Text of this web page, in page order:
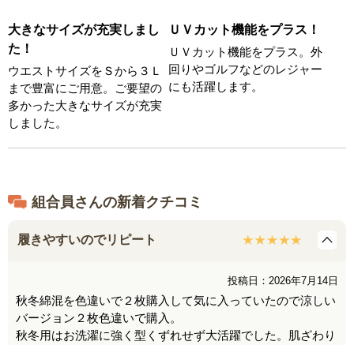
大きなサイズが充実しまし
た！
ウエストサイズをＳから３Ｌ
まで豊富にご用意。ご要望の
多かった大きなサイズが充実
しました。
ＵＶカット機能をプラス！
ＵＶカット機能をプラス。外
回りやゴルフなどのレジャー
にも活躍します。
組合員さんの新着クチコミ
履きやすいのでリピート
投稿日：2026年7月14日
秋冬綿混を色違いで２枚購入して気に入っていたので涼しい
バージョン２枚色違いで購入。
秋冬用はお洗濯に強く型くずれせず大活躍でした。肌ざわり